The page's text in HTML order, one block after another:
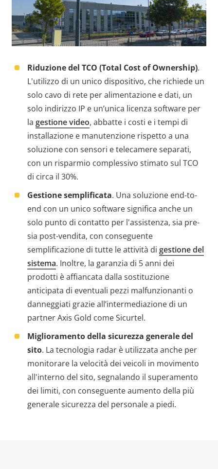
Riduzione del TCO (Total Cost of Ownership).
L'utilizzo di un unico dispositivo, che richiede un
solo cavo di rete per alimentazione e dati, un
solo indirizzo IP e un’unica licenza software per
la gestione video, abbatte i costi e i tempi di
installazione e manutenzione rispetto a una
soluzione con sensori e telecamere separati,
con un risparmio complessivo stimato sul TCO
di circa il 30%.
Gestione semplificata. Una soluzione end-to-
end con un unico software significa anche un
solo punto di contatto per l'assistenza, sia pre-
sia post-vendita, con conseguente
semplificazione di tutte le attività di gestione del
sistema. Inoltre, la garanzia di 5 anni dei
prodotti è affiancata dalla sostituzione
anticipata di eventuali pezzi malfunzionanti o
danneggiati grazie all’intermediazione di un
partner Axis Gold come Sicurtel.
Miglioramento della sicurezza generale del
sito. La tecnologia radar è utilizzata anche per
monitorare la velocità dei veicoli in movimento
all'interno del sito, segnalando il superamento
dei limiti, con conseguente aumento della più
generale sicurezza del personale a piedi.